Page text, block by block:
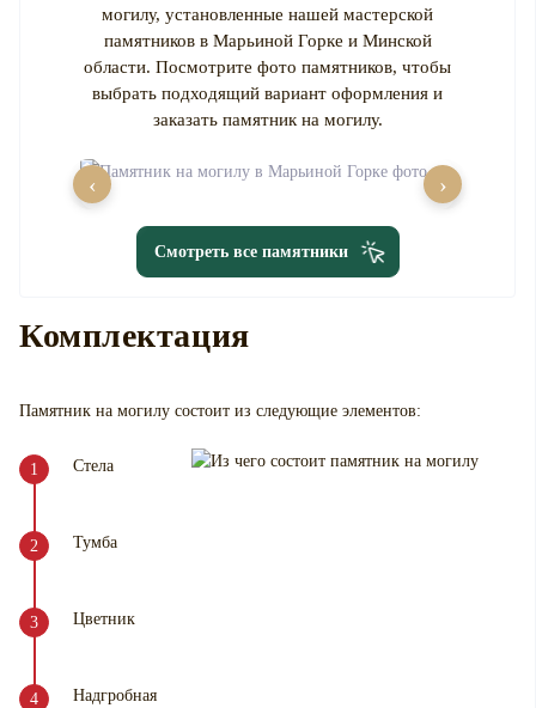
могилу, установленные нашей мастерской
памятников в Марьиной Горке и Минской
области. Посмотрите фото памятников, чтобы
выбрать подходящий вариант оформления и
заказать памятник на могилу.
‹ ›
Смотреть все памятники
Комплектация
Памятник на могилу состоит из следующие элементов:
Стела
Тумба
Цветник
Надгробная